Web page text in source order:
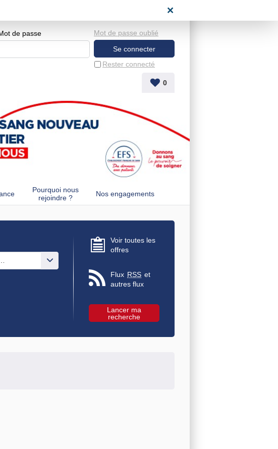
de passe
Rester connecté
Mot de passe oublié
0
Pourquoi nous
rejoindre ?
Nos engagements
une ou des valeurs
Voir toutes les
offres
Flux RSS et
autres flux